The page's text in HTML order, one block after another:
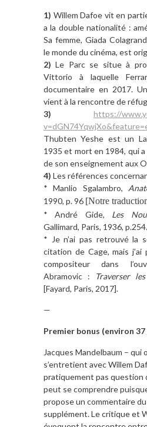
1) Willem Dafoe vit en
a la double nationalité :
Sa femme, Giada
le monde du cinéma, est
2) Le Parc se situe à
Vittorio à laquelle
documentaire en 2017.
vient à la rencontre de
3)
https://
Thubten Yeshe est un
1935 et mort en 1984, qui
de son enseignement aux
4) Les références
* Manlio Sgalambro,
1990, p. 96 [Notre
* André Gide, Les
Gallimard, Paris, 1936, p.254.
* Je n’ai pas retrouvé la
citation de Cage, mais
compositeur dans
Abramovic :
Traverser
[Fayard, Paris, 2017].
—
Premier bonus (environ 37
Jacques Mandelbaum – qui
s’entretient avec Willem
pratiquement pas question
peut se comprendre
propose un commentaire
supplément. Le critique et